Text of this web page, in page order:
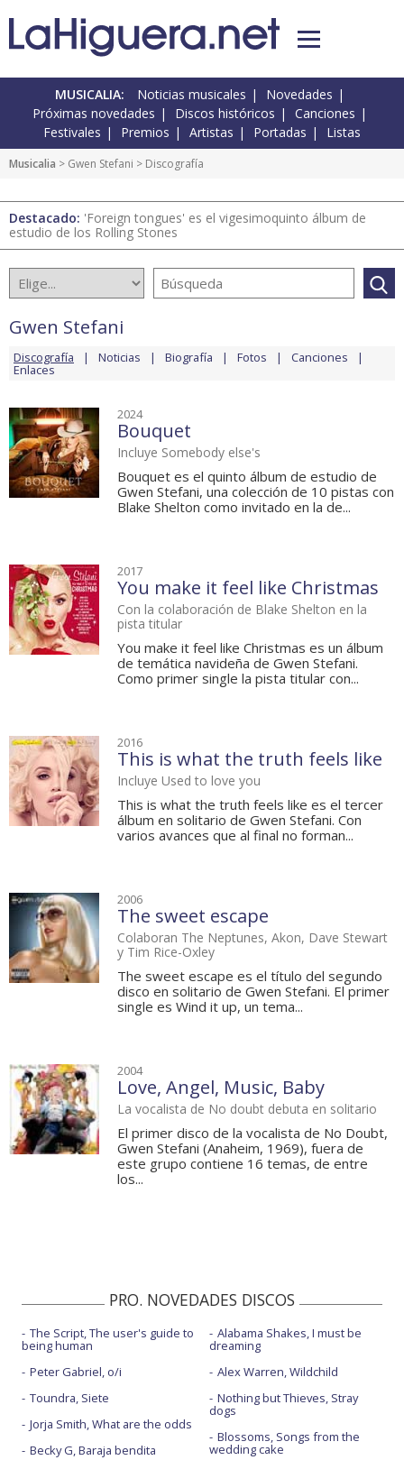
MUSICALIA: Noticias musicales
Novedades
Próximas novedades
Discos históricos
Canciones
Festivales
Premios Artistas Portadas Listas
Musicalia > Gwen Stefani > Discografía
Destacado: 'Foreign tongues' es el vigesimoquinto álbum de
estudio de los Rolling Stones
Gwen Stefani
Discografía Noticias Biografía Fotos Canciones
Enlaces
2024
Bouquet
Incluye Somebody else's
Bouquet es el quinto álbum de estudio de
Gwen Stefani, una colección de 10 pistas con
Blake Shelton como invitado en la de...
2017
You make it feel like Christmas
Con la colaboración de Blake Shelton en la
pista titular
You make it feel like Christmas es un álbum
de temática navideña de Gwen Stefani.
Como primer single la pista titular con...
2016
This is what the truth feels like
Incluye Used to love you
This is what the truth feels like es el tercer
álbum en solitario de Gwen Stefani. Con
varios avances que al final no forman...
2006
The sweet escape
Colaboran The Neptunes, Akon, Dave Stewart
y Tim Rice-Oxley
The sweet escape es el título del segundo
disco en solitario de Gwen Stefani. El primer
single es Wind it up, un tema...
2004
Love, Angel, Music, Baby
La vocalista de No doubt debuta en solitario
El primer disco de la vocalista de No Doubt,
Gwen Stefani (Anaheim, 1969), fuera de
este grupo contiene 16 temas, de entre
los...
PRO. NOVEDADES DISCOS
The Script, The user's guide to
being human
Peter Gabriel, o/i
Toundra, Siete
Jorja Smith, What are the odds
Becky G, Baraja bendita
Alabama Shakes, I must be
dreaming
Alex Warren, Wildchild
Nothing but Thieves, Stray
dogs
Blossoms, Songs from the
wedding cake